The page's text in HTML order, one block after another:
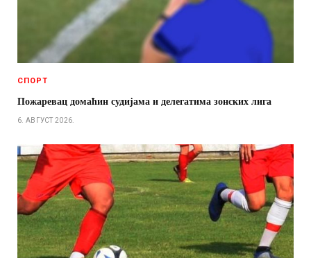
СПОРТ
Пожаревац домаћин судијама и делегатима зонских лига
6. АВГУСТ 2026.